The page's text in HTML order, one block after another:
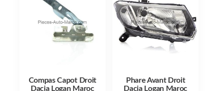
Compas Capot Droit
Dacia Logan Maroc
Phare Avant Droit
Dacia Logan Maroc